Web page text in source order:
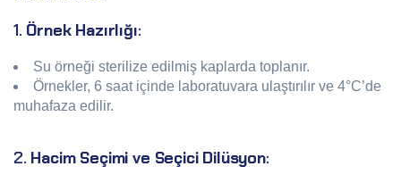
1. Örnek Hazırlığı:
Su örneği sterilize edilmiş kaplarda toplanır.
Örnekler, 6 saat içinde laboratuvara ulaştırılır ve 4°C’de
muhafaza edilir.
2. Hacim Seçimi ve Seçici Dilüsyon: